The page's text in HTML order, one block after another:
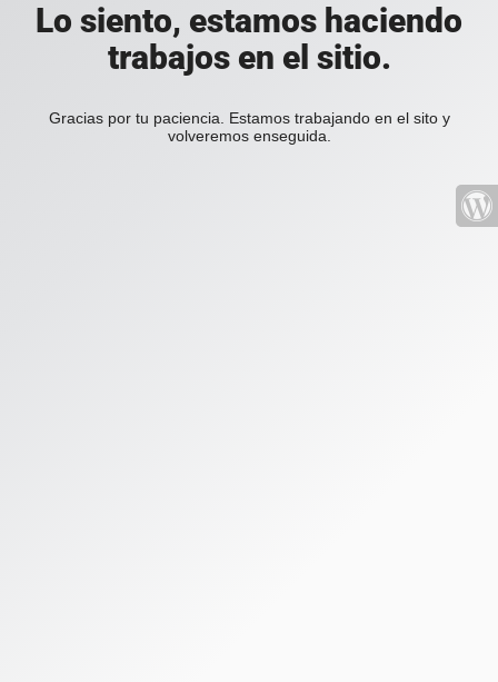
Lo siento, estamos haciendo
trabajos en el sitio.
Gracias por tu paciencia. Estamos trabajando en el sito y
volveremos enseguida.